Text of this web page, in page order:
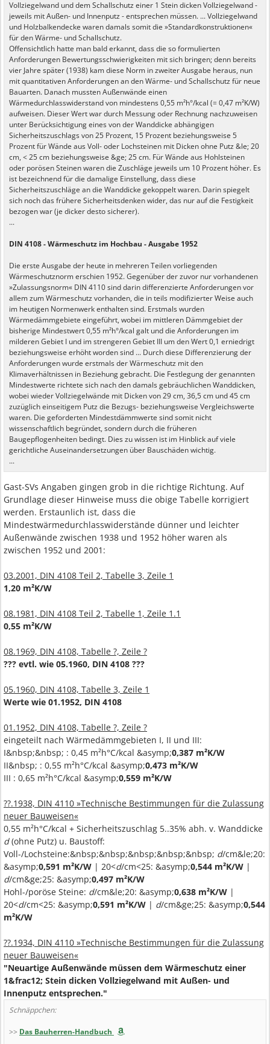
Vollziegelwand und dem Schallschutz einer 1 Stein dicken Vollziegelwand -
jeweils mit Außen- und Innenputz - entsprechen müssen. ... Vollziegelwand
und Holzbalkendecke waren damals somit die »Standardkonstruktionen«
für den Wärme- und Schallschutz.
Offensichtlich hatte man bald erkannt, dass die so formulierten
Anforderungen Bewertungsschwierigkeiten mit sich bringen; denn bereits
vier Jahre später (1938) kam diese Norm in zweiter Ausgabe heraus, nun
mit quantitativen Anforderungen an den Wärme- und Schallschutz für neue
Bauarten. Danach mussten Außenwände einen
Wärmedurchlasswiderstand von mindestens 0,55 m²h°/kcal (= 0,47 m²K/W)
aufweisen. Dieser Wert war durch Messung oder Rechnung nachzuweisen
unter Berücksichtigung eines von der Wanddicke abhängigen
Sicherheitszuschlags von 25 Prozent, 15 Prozent beziehungsweise 5
Prozent für Wände aus Voll- oder Lochsteinen mit Dicken ohne Putz &le; 20
cm, < 25 cm beziehungsweise &ge; 25 cm. Für Wände aus Hohlsteinen
oder porösen Steinen waren die Zuschläge jeweils um 10 Prozent höher. Es
ist bezeichnend für die damalige Einstellung, dass diese
Sicherheitszuschläge an die Wanddicke gekoppelt waren. Darin spiegelt
sich noch das frühere Sicherheitsdenken wider, das nur auf die Festigkeit
bezogen war (je dicker desto sicherer).
...
DIN 4108 - Wärmeschutz im Hochbau - Ausgabe 1952
Die erste Ausgabe der heute in mehreren Teilen vorliegenden
Wärmeschutznorm erschien 1952. Gegenüber der zuvor nur vorhandenen
»Zulassungsnorm« DIN 4110 sind darin differenzierte Anforderungen vor
allem zum Wärmeschutz vorhanden, die in teils modifizierter Weise auch
im heutigen Normenwerk enthalten sind. Erstmals wurden
Wärmedämmgebiete eingeführt, wobei im mittleren Dämmgebiet der
bisherige Mindestwert 0,55 m²h°/kcal galt und die Anforderungen im
milderen Gebiet I und im strengeren Gebiet III um den Wert 0,1 erniedrigt
beziehungsweise erhöht worden sind ... Durch diese Differenzierung der
Anforderungen wurde erstmals der Wärmeschutz mit den
Klimaverhältnissen in Beziehung gebracht. Die Festlegung der genannten
Mindestwerte richtete sich nach den damals gebräuchlichen Wanddicken,
wobei wieder Vollziegelwände mit Dicken von 29 cm, 36,5 cm und 45 cm
zuzüglich einseitigem Putz die Bezugs- beziehungsweise Vergleichswerte
waren. Die geforderten Mindestdämmwerte sind somit nicht
wissenschaftlich begründet, sondern durch die früheren
Baugepflogenheiten bedingt. Dies zu wissen ist im Hinblick auf viele
gerichtliche Auseinandersetzungen über Bauschäden wichtig.
...
Gast-SVs Angaben gingen grob in die richtige Richtung. Auf
Grundlage dieser Hinweise muss die obige Tabelle korrigiert
werden. Erstaunlich ist, dass die
Mindestwärmedurchlasswiderstände dünner und leichter
Außenwände zwischen 1938 und 1952 höher waren als
zwischen 1952 und 2001:
03.2001, DIN 4108 Teil 2, Tabelle 3, Zeile 1
1,20 m²K/W
08.1981, DIN 4108 Teil 2, Tabelle 1, Zeile 1.1
0,55 m²K/W
08.1969, DIN 4108, Tabelle ?, Zeile ?
??? evtl. wie 05.1960, DIN 4108 ???
05.1960, DIN 4108, Tabelle 3, Zeile 1
Werte wie 01.1952, DIN 4108
01.1952, DIN 4108, Tabelle ?, Zeile ?
eingeteilt nach Wärmedämmgebieten I, II und III:
I&nbsp;&nbsp; : 0,45 m²h°C/kcal &asymp;0,387 m²K/W
II&nbsp; : 0,55 m²h°C/kcal &asymp;0,473 m²K/W
III : 0,65 m²h°C/kcal &asymp;0,559 m²K/W
??.1938, DIN 4110 »Technische Bestimmungen für die Zulassung
neuer Bauweisen«
0,55 m²h°C/kcal + Sicherheitszuschlag 5..35% abh. v. Wanddicke
d(ohne Putz) u. Baustoff:
Voll-/Lochsteine:&nbsp;&nbsp;&nbsp;&nbsp;&nbsp; d/cm&le;20:
&asymp;0,591 m²K/W | 20<d/cm<25: &asymp;0,544 m²K/W |
d/cm&ge;25: &asymp;0,497 m²K/W
Hohl-/poröse Steine: d/cm&le;20: &asymp;0,638 m²K/W |
20<d/cm<25: &asymp;0,591 m²K/W | d/cm&ge;25: &asymp;0,544
m²K/W
??.1934, DIN 4110 »Technische Bestimmungen für die Zulassung
neuer Bauweisen«
"Neuartige Außenwände müssen dem Wärmeschutz einer
1&frac12; Stein dicken Vollziegelwand mit Außen- und
Innenputz entsprechen."
Schnäppchen:
>> Das Bauherren-Handbuch